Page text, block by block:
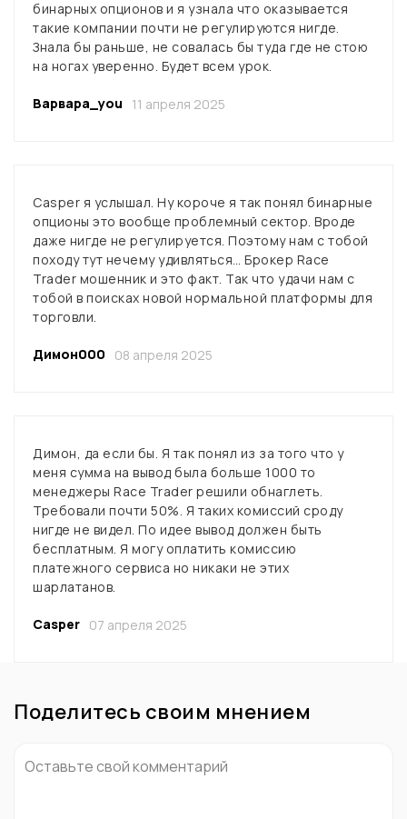
бинарных опционов и я узнала что оказывается
такие компании почти не регулируются нигде.
Знала бы раньше, не совалась бы туда где не стою
на ногах уверенно. Будет всем урок.
Варвара_you 11 апреля 2025
Casper я услышал. Ну короче я так понял бинарные
опционы это вообще проблемный сектор. Вроде
даже нигде не регулируется. Поэтому нам с тобой
походу тут нечему удивляться… Брокер Race
Trader мошенник и это факт. Так что удачи нам с
тобой в поисках новой нормальной платформы для
торговли.
Димон000 08 апреля 2025
Димон, да если бы. Я так понял из за того что у
меня сумма на вывод была больше 1000 то
менеджеры Race Trader решили обнаглеть.
Требовали почти 50%. Я таких комиссий сроду
нигде не видел. По идее вывод должен быть
бесплатным. Я могу оплатить комиссию
платежного сервиса но никаки не этих
шарлатанов.
Casper 07 апреля 2025
Поделитесь своим мнением